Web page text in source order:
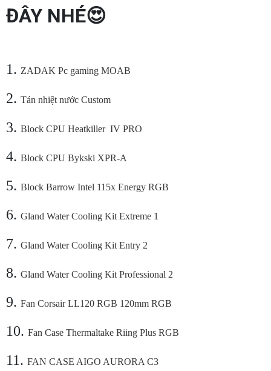
ĐÂY NHÉ😍
1. ZADAK Pc gaming MOAB
2. Tản nhiệt nước Custom
3. Block CPU Heatkiller IV PRO
4. Block CPU Bykski XPR-A
5. Block Barrow Intel 115x Energy RGB
6. Gland Water Cooling Kit Extreme 1
7. Gland Water Cooling Kit Entry 2
8. Gland Water Cooling Kit Professional 2
9. Fan Corsair LL120 RGB 120mm RGB
10. Fan Case Thermaltake Riing Plus RGB
11. FAN CASE AIGO AURORA C3